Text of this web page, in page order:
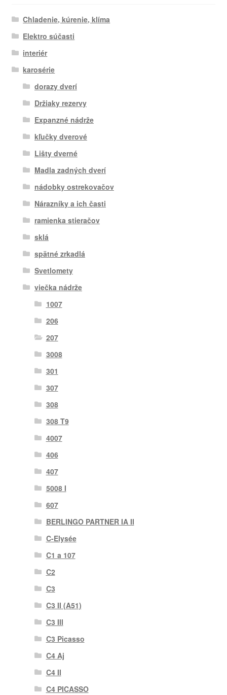
Chladenie, kúrenie, klíma
Elektro súčasti
interiér
karosérie
dorazy dverí
Držiaky rezervy
Expanzné nádrže
kľučky dverové
Lišty dverné
Madla zadných dverí
nádobky ostrekovačov
Nárazníky a ich časti
ramienka stieračov
sklá
spätné zrkadlá
Svetlomety
viečka nádrže
1007
206
207
3008
301
307
308
308 T9
4007
406
407
5008 I
607
BERLINGO PARTNER IA II
C-Elysée
C1 a 107
C2
C3
C3 II (A51)
C3 III
C3 Picasso
C4 Aj
C4 II
C4 PICASSO